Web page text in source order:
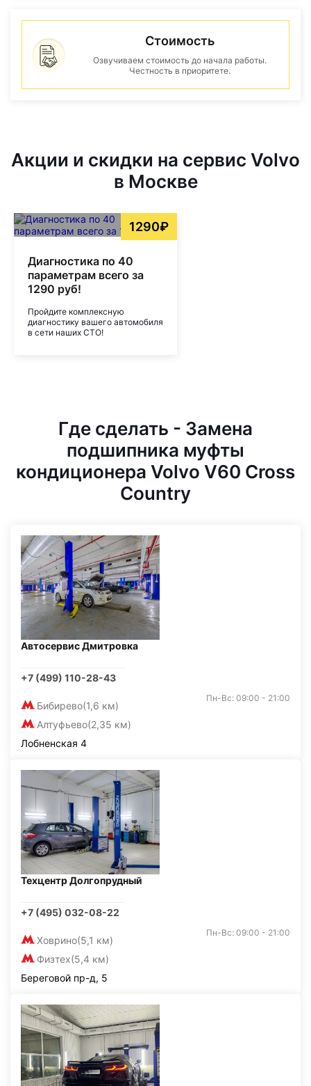
Стоимость
Озвучиваем стоимость до начала работы.
Честность в приоритете.
Акции и скидки на сервис Volvo
в Москве
1290₽
Диагностика по 40
параметрам всего за
1290 руб!
Пройдите комплексную
диагностику вашего автомобиля
в сети наших СТО!
Где сделать - Замена
подшипника муфты
кондиционера Volvo V60 Cross
Country
Автосервис Дмитровка
+7 (499) 110-28-43
Бибирево(1,6 км)
Алтуфьево(2,35 км)
Пн-Вс: 09:00 - 21:00
Лобненская 4
Техцентр Долгопрудный
+7 (495) 032-08-22
Ховрино(5,1 км)
Физтех(5,4 км)
Пн-Вс: 09:00 - 21:00
Береговой пр-д, 5